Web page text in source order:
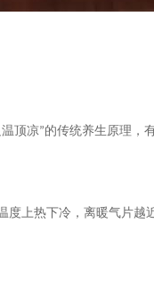
温顶凉”的传统养生原理，
度上热下冷 ，离暖气片